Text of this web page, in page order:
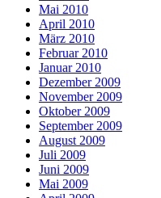
Mai 2010
April 2010
März 2010
Februar 2010
Januar 2010
Dezember 2009
November 2009
Oktober 2009
September 2009
August 2009
Juli 2009
Juni 2009
Mai 2009